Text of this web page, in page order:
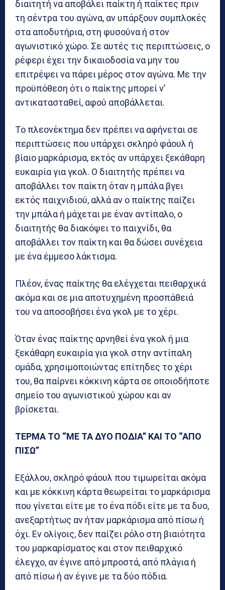
διαιτητή να αποβάλει παίκτη ή παίκτες πριν
τη σέντρα του αγώνα, αν υπάρξουν συμπλοκές
στα αποδυτήρια, στη φυσούνα ή στον
αγωνιστικό χώρο. Σε αυτές τις περιπτώσεις, ο
ρέφερι έχει την δικαιοδοσία να μην του
επιτρέψει να πάρει μέρος στον αγώνα. Με την
προϋπόθεση ότι ο παίκτης μπορεί ν’
αντικατασταθεί, αφού αποβάλλεται.
Το πλεονέκτημα δεν πρέπει να αφήνεται σε
περιπτώσεις που υπάρχει σκληρό φάουλ ή
βίαιο μαρκάρισμα, εκτός αν υπάρχει ξεκάθαρη
ευκαιρία για γκολ. Ο διαιτητής πρέπει να
αποβάλλει τον παίκτη όταν η μπάλα βγει
εκτός παιχνιδιού, αλλά αν ο παίκτης παίζει
την μπάλα ή μάχεται με έναν αντίπαλο, ο
διαιτητής θα διακόψει το παιχνίδι, θα
αποβάλλει τον παίκτη και θα δώσει συνέχεια
με ένα έμμεσο λάκτισμα.
Πλέον, ένας παίκτης θα ελέγχεται πειθαρχικά
ακόμα και σε μια αποτυχημένη προσπάθειά
του να αποσοβήσει ένα γκολ με το χέρι.
Όταν ένας παίκτης αρνηθεί ένα γκολ ή μια
ξεκάθαρη ευκαιρία για γκολ στην αντίπαλη
ομάδα, χρησιμοποιώντας επίτηδες το χέρι
του, θα παίρνει κόκκινη κάρτα σε οποιοδήποτε
σημείο του αγωνιστικού χώρου και αν
βρίσκεται.
ΤΕΡΜΑ ΤΟ “ΜΕ ΤΑ ΔΥΟ ΠΟΔΙΑ” ΚΑΙ ΤΟ “ΑΠΟ
ΠΙΣΩ”
Εξάλλου, σκληρό φάουλ που τιμωρείται ακόμα
και με κόκκινη κάρτα θεωρείται το μαρκάρισμα
που γίνεται είτε με το ένα πόδι είτε με τα δυο,
ανεξαρτήτως αν ήταν μαρκάρισμα από πίσω ή
όχι. Εν ολίγοις, δεν παίζει ρόλο στη βιαιότητα
του μαρκαρίσματος και στον πειθαρχικό
έλεγχο, αν έγινε από μπροστά, από πλάγια ή
από πίσω ή αν έγινε με τα δύο πόδια.